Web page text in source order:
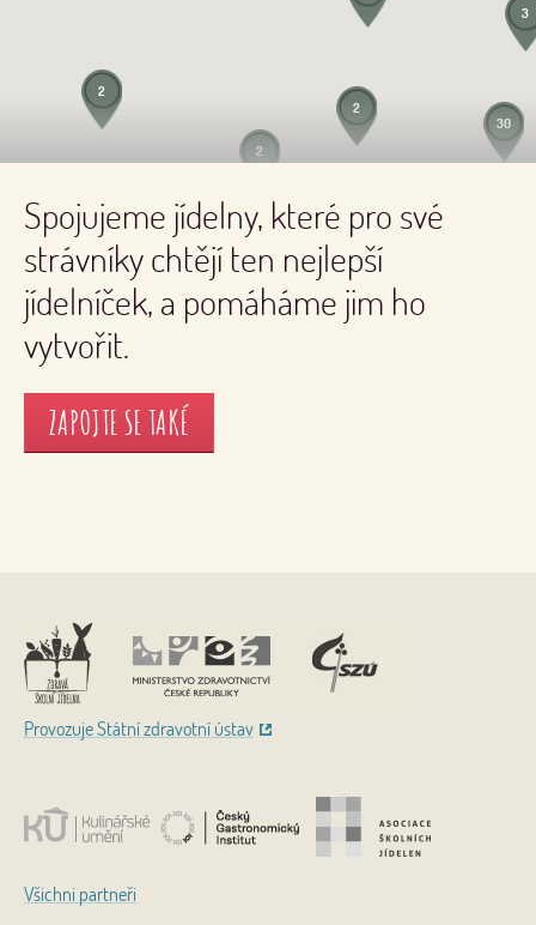
30
2
2
3
2
Spojujeme jídelny, které pro své
strávníky chtějí ten nejlepší
jídelníček, a pomáháme jim ho
vytvořit.
ZAPOJTE SE TAKÉ
Provozuje Státní zdravotní ústav
Všichni partneři